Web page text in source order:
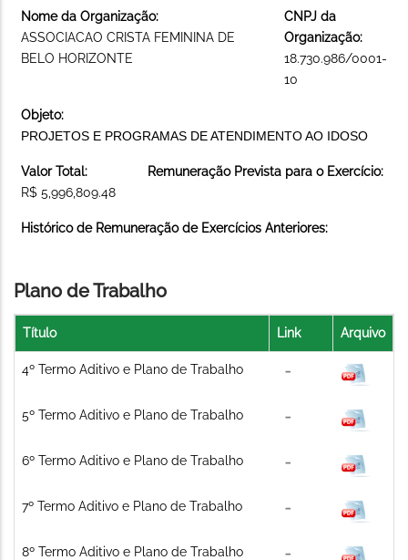
Nome da Organização:
ASSOCIACAO CRISTA FEMININA DE
BELO HORIZONTE
CNPJ da
Organização:
18.730.986/0001-
10
Objeto:
PROJETOS E PROGRAMAS DE ATENDIMENTO AO IDOSO
Valor Total:
R$ 5,996,809.48
Remuneração Prevista para o Exercício:
Histórico de Remuneração de Exercícios Anteriores:
Plano de Trabalho
Título Link Arquivo
4º Termo Aditivo e Plano de Trabalho
5º Termo Aditivo e Plano de Trabalho
6º Termo Aditivo e Plano de Trabalho
7º Termo Aditivo e Plano de Trabalho
8º Termo Aditivo e Plano de Trabalho